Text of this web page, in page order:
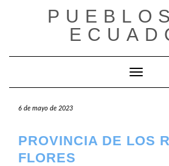
Cambiar
6 de mayo de 2023
PROVINCIA DE LOS
FLORES